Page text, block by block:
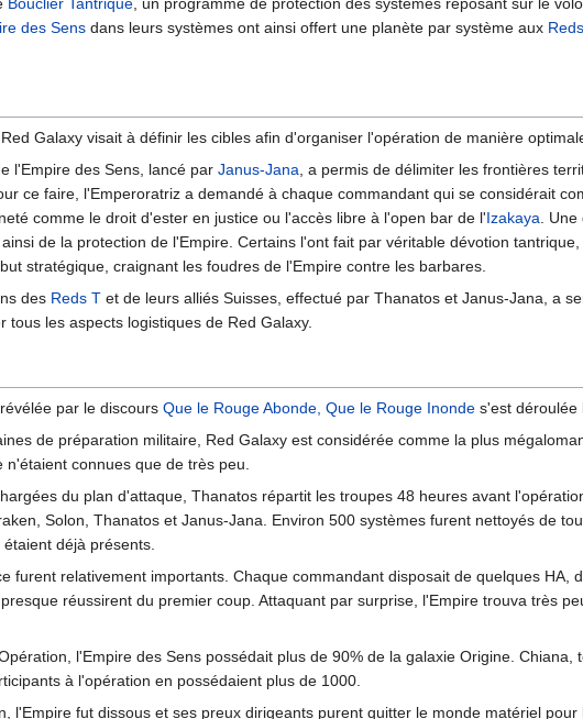
Bouclier Tantrique, un programme de protection des systèmes reposant sur le
des Sens dans leurs systèmes ont ainsi offert une planète par système aux
Galaxy visait à définir les cibles afin d'organiser l'opération de manière
l'Empire des Sens, lancé par Janus-Jana, a permis de délimiter les frontières
ce faire, l'Emperoratriz a demandé à chaque commandant qui se considérait
comme le droit d'ester en justice ou l'accès libre à l'open bar de l'Izakaya. Une
de la protection de l'Empire. Certains l'ont fait par véritable dévotion
stratégique, craignant les foudres de l'Empire contre les barbares.
des Reds T et de leurs alliés Suisses, effectué par Thanatos et Janus-Jana, a
tous les aspects logistiques de Red Galaxy.
par le discours Que le Rouge Abonde, Que le Rouge Inonde s'est déroulée
de préparation militaire, Red Galaxy est considérée comme la plus
connues que de très peu.
du plan d'attaque, Thanatos répartit les troupes 48 heures avant
Solon, Thanatos et Janus-Jana. Environ 500 systèmes furent nettoyés de
déjà présents.
furent relativement importants. Chaque commandant disposait de quelques HA,
réussirent du premier coup. Attaquant par surprise, l'Empire trouva très
l'Empire des Sens possédait plus de 90% de la galaxie Origine.
à l'opération en possédaient plus de 1000.
l'Empire fut dissous et ses preux dirigeants purent quitter le monde matériel